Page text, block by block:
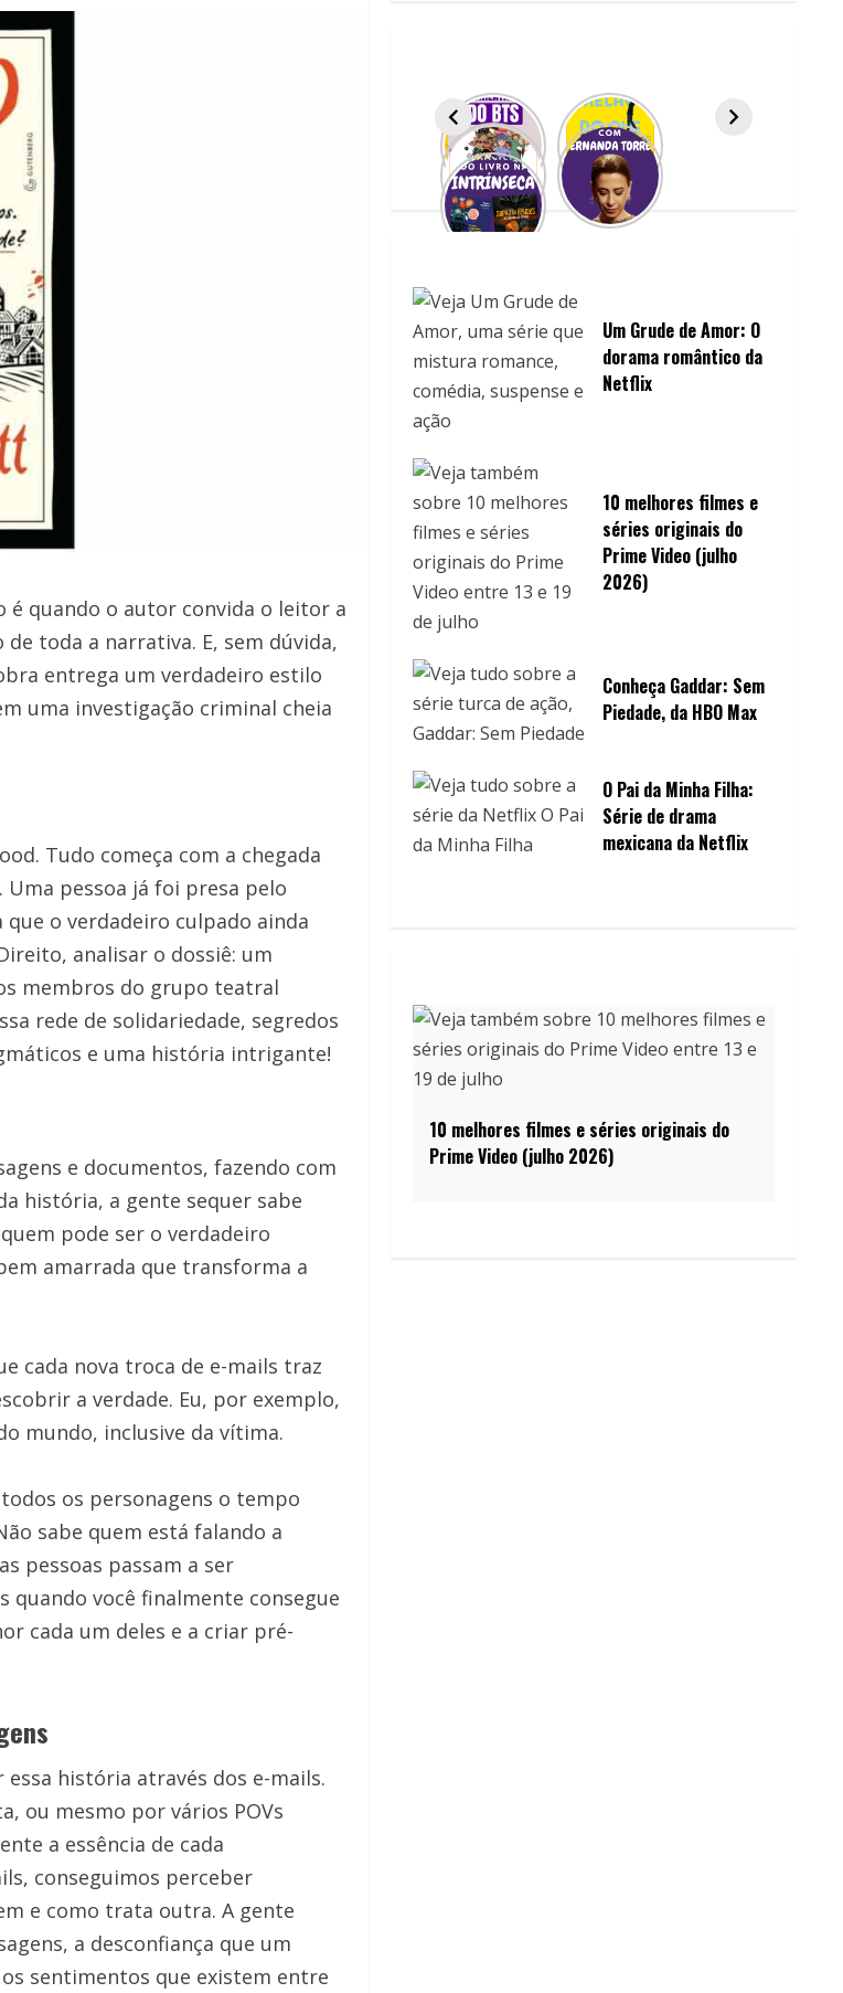
quando o autor convida o leitor a
toda a narrativa. E, sem dúvida,
entrega um verdadeiro estilo
uma investigação criminal cheia
Tudo começa com a chegada
pessoa já foi presa pelo
o verdadeiro culpado ainda
analisar o dossiê: um
membros do grupo teatral
rede de solidariedade, segredos
e uma história intrigante!
e documentos, fazendo com
história, a gente sequer sabe
pode ser o verdadeiro
amarrada que transforma a
cada nova troca de e-mails traz
a verdade. Eu, por exemplo,
mundo, inclusive da vítima.
os personagens o tempo
sabe quem está falando a
pessoas passam a ser
quando você finalmente consegue
cada um deles e a criar pré-
história através dos e-mails.
ou mesmo por vários POVs
a essência de cada
conseguimos perceber
e como trata outra. A gente
a desconfiança que um
sentimentos que existem entre
Um Grude de Amor: O
dorama romântico da
Netflix
10 melhores filmes e
séries originais do
Prime Video (julho
2026)
Conheça Gaddar: Sem
Piedade, da HBO Max
O Pai da Minha Filha:
Série de drama
mexicana da Netflix
10 melhores filmes e séries originais do
Prime Video (julho 2026)